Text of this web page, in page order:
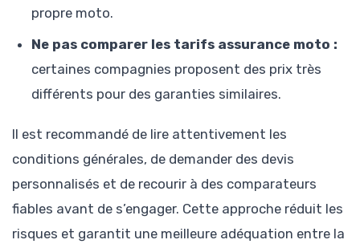
propre moto.
Ne pas comparer les tarifs assurance moto :
certaines compagnies proposent des prix très
différents pour des garanties similaires.
Il est recommandé de lire attentivement les
conditions générales, de demander des devis
personnalisés et de recourir à des comparateurs
fiables avant de s’engager. Cette approche réduit les
risques et garantit une meilleure adéquation entre la